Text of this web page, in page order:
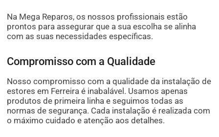
Na Mega Reparos, os nossos profissionais estão
prontos para assegurar que a sua escolha se alinha
com as suas necessidades específicas.
Compromisso com a Qualidade
Nosso compromisso com a qualidade da instalação de
estores em Ferreira é inabalável. Usamos apenas
produtos de primeira linha e seguimos todas as
normas de segurança. Cada instalação é realizada com
o máximo cuidado e atenção aos detalhes.